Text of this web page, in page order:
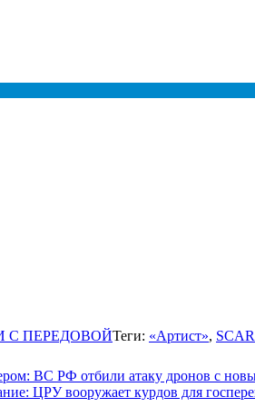
С ПЕРЕДОВОЙТеги: «Артист», SCAR
ВС РФ отбили атаку дронов с
ЦРУ вооружает курдов для